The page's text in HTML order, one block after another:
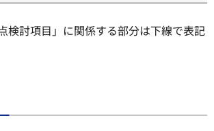
検討項目」に関係する部分は下線で表記